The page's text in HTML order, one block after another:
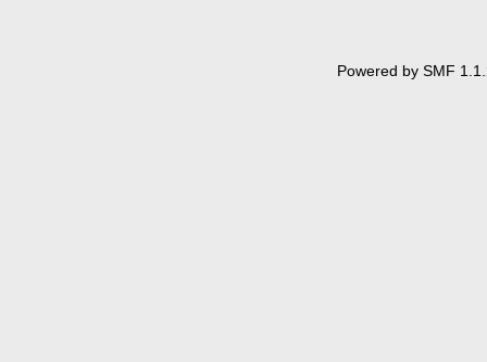
Powered by SMF